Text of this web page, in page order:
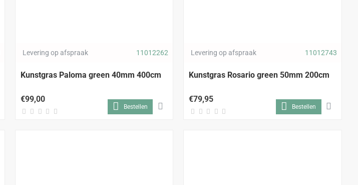
Levering op afspraak 11012262
Kunstgras Paloma green 40mm 400cm
€99,00
Bestellen
Levering op afspraak 11012743
Kunstgras Rosario green 50mm 200cm
€79,95
Bestellen